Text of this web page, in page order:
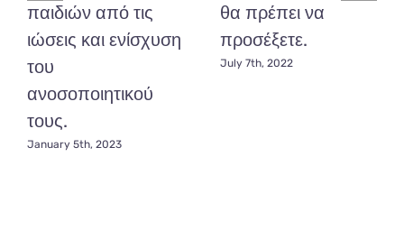
παιδιών από τις
ιώσεις και ενίσχυση
του
ανοσοποιητικού
τους.
January 5th, 2023
θα πρέπει να
προσέξετε.
July 7th, 2022